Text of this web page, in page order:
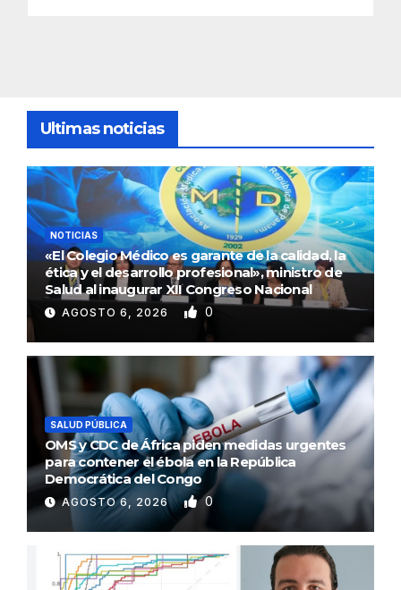
Ultimas noticias
NOTICIAS
«El Colegio Médico es garante de la calidad, la
ética y el desarrollo profesional», ministro de
Salud al inaugurar XII Congreso Nacional
AGOSTO 6, 2026 0
SALUD PÚBLICA
OMS y CDC de África piden medidas urgentes
para contener el ébola en la República
Democrática del Congo
AGOSTO 6, 2026 0